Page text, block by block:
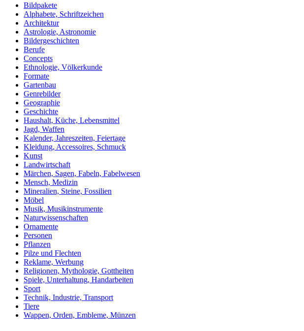
Bildpakete
Alphabete, Schriftzeichen
Architektur
Astrologie, Astronomie
Bildergeschichten
Berufe
Concepts
Ethnologie, Völkerkunde
Formate
Gartenbau
Genrebilder
Geographie
Geschichte
Haushalt, Küche, Lebensmittel
Jagd, Waffen
Kalender, Jahreszeiten, Feiertage
Kleidung, Accessoires, Schmuck
Kunst
Landwirtschaft
Märchen, Sagen, Fabeln, Fabelwesen
Mensch, Medizin
Mineralien, Steine, Fossilien
Möbel
Musik, Musikinstrumente
Naturwissenschaften
Ornamente
Personen
Pflanzen
Pilze und Flechten
Reklame, Werbung
Religionen, Mythologie, Gottheiten
Spiele, Unterhaltung, Handarbeiten
Sport
Technik, Industrie, Transport
Tiere
Wappen, Orden, Embleme, Münzen